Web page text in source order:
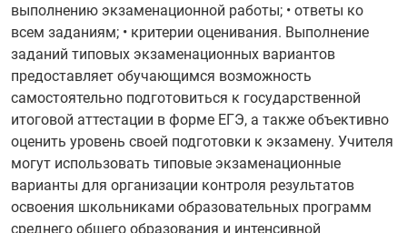
выполнению экзаменационной работы; • ответы ко
всем заданиям; • критерии оценивания. Выполнение
заданий типовых экзаменационных вариантов
предоставляет обучающимся возможность
самостоятельно подготовиться к государственной
итоговой аттестации в форме ЕГЭ, а также объективно
оценить уровень своей подготовки к экзамену. Учителя
могут использовать типовые экзаменационные
варианты для организации контроля результатов
освоения школьниками образовательных программ
среднего общего образования и интенсивной